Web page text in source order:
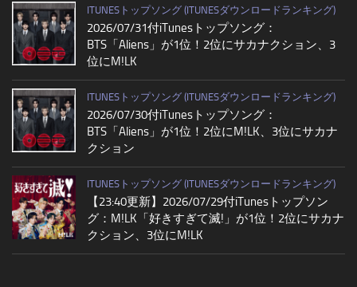
ITUNESトップソング (ITUNESダウンロードランキング)
2026/07/31付iTunesトップソング：
BTS「Aliens」が1位！2位にサカナクション、3
位にM!LK
ITUNESトップソング (ITUNESダウンロードランキング)
2026/07/30付iTunesトップソング：
BTS「Aliens」が1位！2位にM!LK、3位にサカナ
クション
ITUNESトップソング (ITUNESダウンロードランキング)
【23:40更新】2026/07/29付iTunesトップソン
グ：M!LK「好きすぎて滅!」が1位！2位にサカナ
クション、3位にM!LK